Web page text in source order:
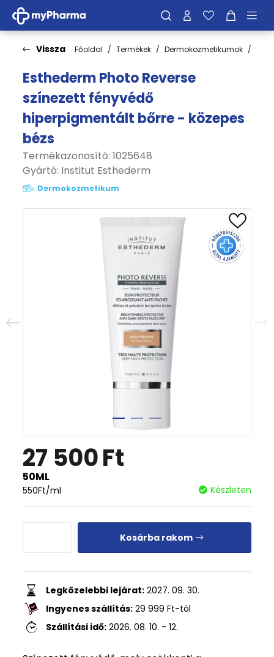
Vissza Főoldal Termékek Dermokozmetikumok
Esthederm Photo Reverse
színezett fényvédő
hiperpigmentált bőrre - közepes
bézs
Termékazonosító: 1025648
Gyártó: Institut Esthederm
Dermokozmetikum
27 500Ft
50ML
550Ft/ml Készleten
Kosárba rakom
Legközelebbi lejárat: 2027. 09. 30.
Ingyenes szállítás: 29 999 Ft-tól
Szállítási idő: 2026. 08. 10. - 12.